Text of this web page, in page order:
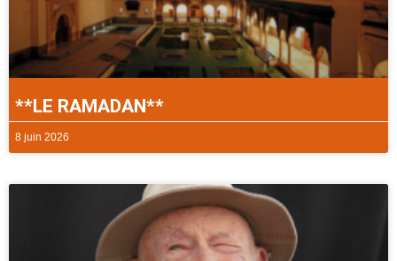
**LE RAMADAN**
8 juin 2026